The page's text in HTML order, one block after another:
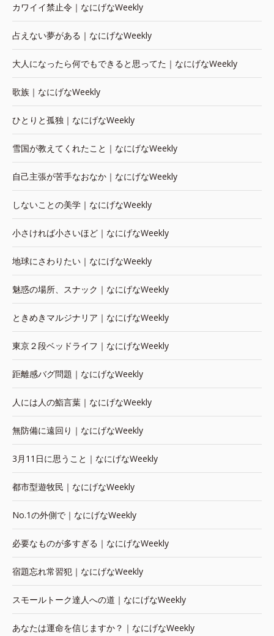
カワイイ禁止令｜なにげなWeekly
占えない夢がある｜なにげなWeekly
大人になったら何でもできると思ってた｜なにげなWeekly
歌族｜なにげなWeekly
ひとりと孤独｜なにげなWeekly
雪国が教えてくれたこと｜なにげなWeekly
自己主張が苦手なおなか｜なにげなWeekly
しないことの美学｜なにげなWeekly
小さければ小さいほど｜なにげなWeekly
地球にさわりたい｜なにげなWeekly
魅惑の場所、スナック｜なにげなWeekly
ときめきマルジナリア｜なにげなWeekly
東京２段ベッドライフ｜なにげなWeekly
距離感バグ問題｜なにげなWeekly
人には人の鮨言葉｜なにげなWeekly
無防備に遠回り｜なにげなWeekly
3月11日に思うこと｜なにげなWeekly
都市型遊牧民｜なにげなWeekly
No.1の外側で｜なにげなWeekly
必要なものが多すぎる｜なにげなWeekly
宿題忘れ常習犯｜なにげなWeekly
スモールトーク達人への道｜なにげなWeekly
あなたは運命を信じますか？｜なにげなWeekly